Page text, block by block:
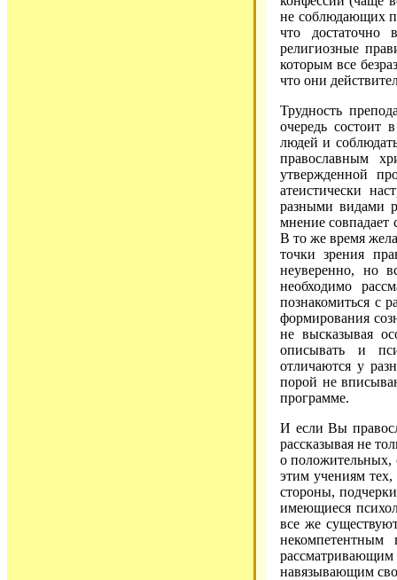
не соблюдающих
что достаточно
религиозные
которым все
что они
Трудность
очередь состоит
людей и
православным
утвержденной
атеистически
разными видами
мнение совпадает
В то же время
точки зрения
неуверенно, но
необходимо
познакомиться с
формирования
не высказывая
описывать и
отличаются у
порой не
программе.
И если Вы
рассказывая не
о положительных,
этим учениям тех,
стороны,
имеющиеся
все же
некомпетентным
навязывающим